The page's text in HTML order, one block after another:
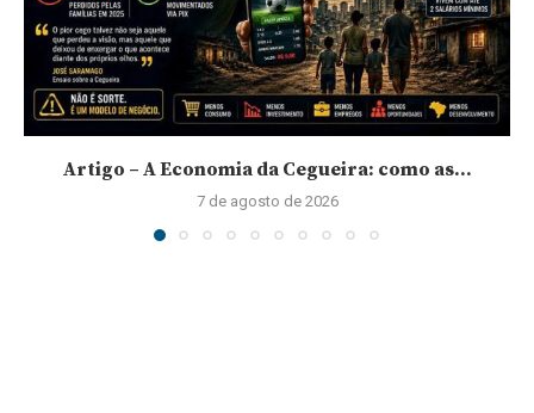
Artigo – A Economia da Cegueira: como as...
7 de agosto de 2026